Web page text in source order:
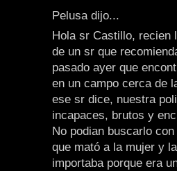
Pelusa dijo...
Hola sr Castillo, recien
de un sr que
pasado ayer que
en un campo cerca de
ese sr dice, nuestra
incapaces, brutos y
No podian buscarlo
que mató a la mujer y
importaba porque era